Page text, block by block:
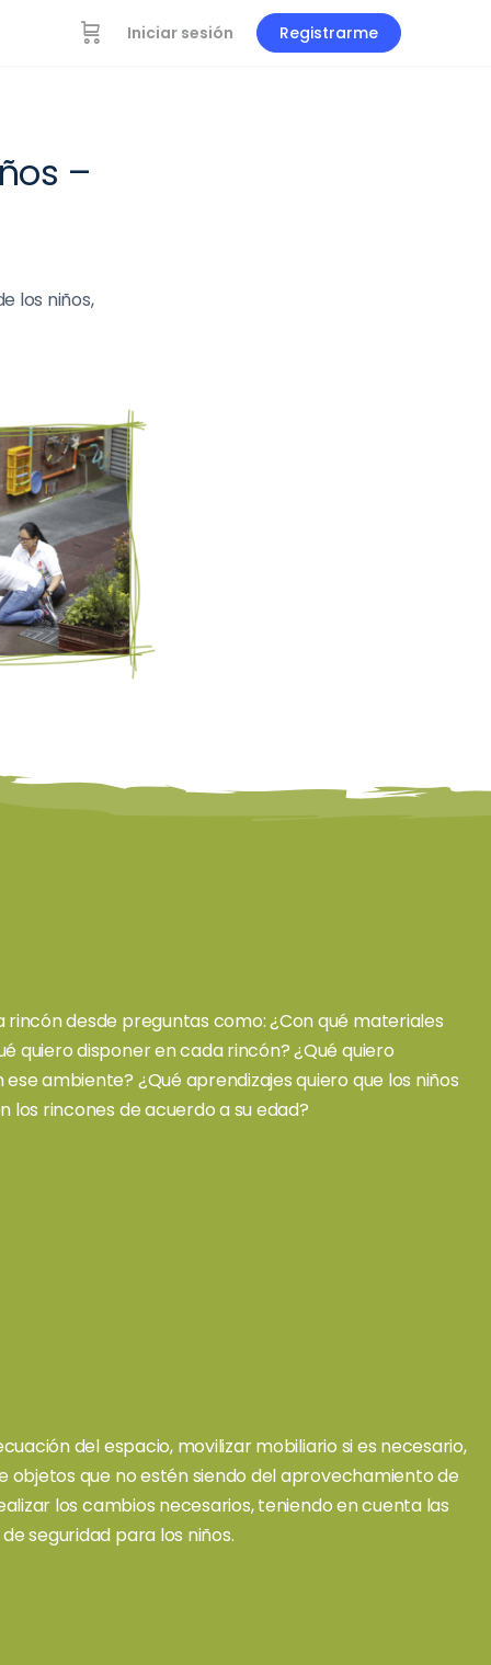
Iniciar sesión Registrarme
–
los niños,
rincón desde preguntas como: ¿Con qué materiales
quiero disponer en cada rincón? ¿Qué quiero
ambiente? ¿Qué aprendizajes quiero que los niños
los rincones de acuerdo a su edad?
del espacio, movilizar mobiliario si es necesario,
objetos que no estén siendo del aprovechamiento de
los cambios necesarios, teniendo en cuenta las
seguridad para los niños.